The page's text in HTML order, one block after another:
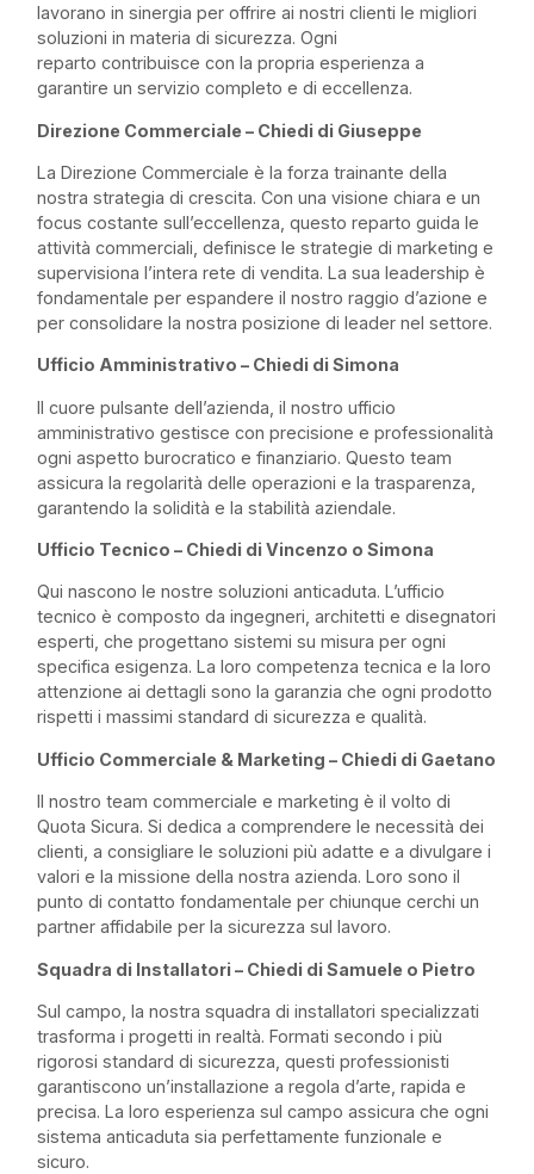
lavorano in sinergia per offrire ai nostri clienti le migliori
soluzioni in materia di sicurezza. Ogni
reparto contribuisce con la propria esperienza a
garantire un servizio completo e di eccellenza.
Direzione Commerciale – Chiedi di Giuseppe
La Direzione Commerciale è la forza trainante della
nostra strategia di crescita. Con una visione chiara e un
focus costante sull’eccellenza, questo reparto guida le
attività commerciali, definisce le strategie di marketing e
supervisiona l’intera rete di vendita. La sua leadership è
fondamentale per espandere il nostro raggio d’azione e
per consolidare la nostra posizione di leader nel settore.
Ufficio Amministrativo – Chiedi di Simona
Il cuore pulsante dell’azienda, il nostro ufficio
amministrativo gestisce con precisione e professionalità
ogni aspetto burocratico e finanziario. Questo team
assicura la regolarità delle operazioni e la trasparenza,
garantendo la solidità e la stabilità aziendale.
Ufficio Tecnico – Chiedi di Vincenzo o Simona
Qui nascono le nostre soluzioni anticaduta. L’ufficio
tecnico è composto da ingegneri, architetti e disegnatori
esperti, che progettano sistemi su misura per ogni
specifica esigenza. La loro competenza tecnica e la loro
attenzione ai dettagli sono la garanzia che ogni prodotto
rispetti i massimi standard di sicurezza e qualità.
Ufficio Commerciale & Marketing – Chiedi di Gaetano
Il nostro team commerciale e marketing è il volto di
Quota Sicura. Si dedica a comprendere le necessità dei
clienti, a consigliare le soluzioni più adatte e a divulgare i
valori e la missione della nostra azienda. Loro sono il
punto di contatto fondamentale per chiunque cerchi un
partner affidabile per la sicurezza sul lavoro.
Squadra di Installatori – Chiedi di Samuele o Pietro
Sul campo, la nostra squadra di installatori specializzati
trasforma i progetti in realtà. Formati secondo i più
rigorosi standard di sicurezza, questi professionisti
garantiscono un’installazione a regola d’arte, rapida e
precisa. La loro esperienza sul campo assicura che ogni
sistema anticaduta sia perfettamente funzionale e
sicuro.